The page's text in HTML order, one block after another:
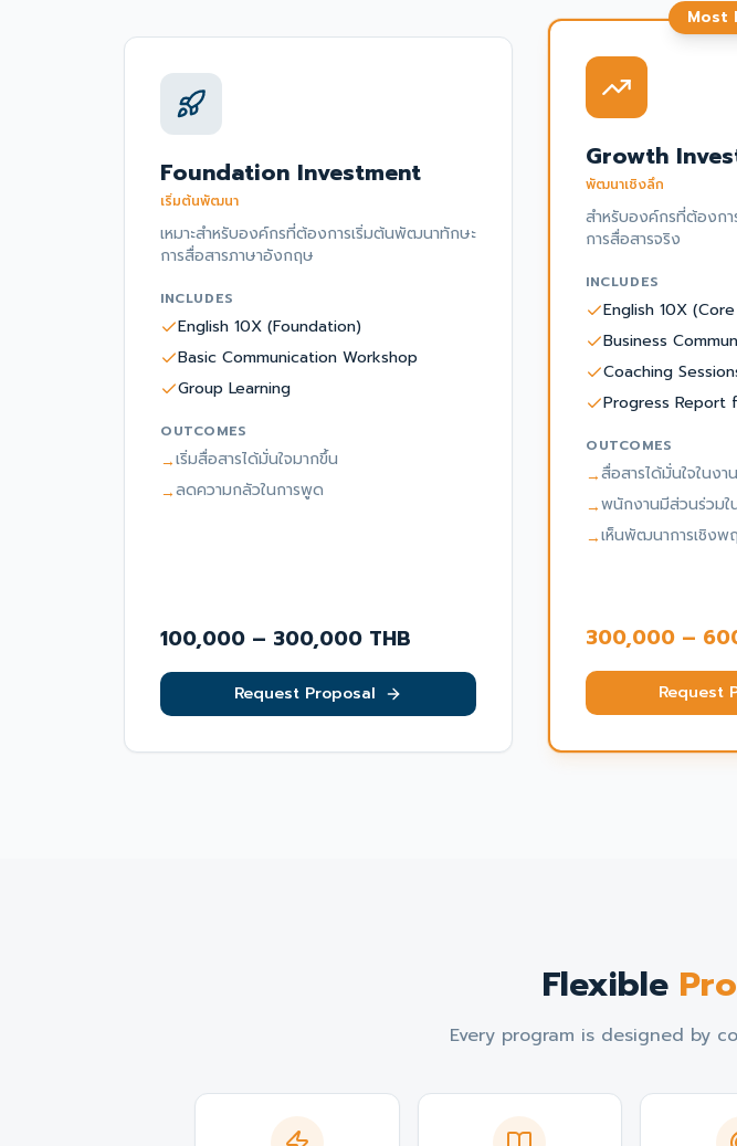
Foundation Investment
เริ่มต้นพัฒนา
เหมาะสำหรับองค์กรที่ต้องการเริ่มต้นพัฒนาทักษะ
การสื่อสารภาษาอังกฤษ
INCLUDES
English 10X (Foundation)
Basic Communication Workshop
Group Learning
OUTCOMES
→เริ่มสื่อสารได้มั่นใจมากขึ้น
→ลดความกลัวในการพูด
100,000 – 300,000 THB
Request Proposal
Most
Growth
พัฒนาเชิงลึก
สำหรับองค์กรที่ต้องก
การสื่อสารจริง
INCLUDES
English 10X
Business
Coaching
Progress Report
OUTCOMES
→สื่อสารได้มั่นใจในงา
→พนักงานมีส่วนร่วมใ
→เห็นพัฒนาการเชิงพ
300,000 –
Request
Flexible
Every program is designed by